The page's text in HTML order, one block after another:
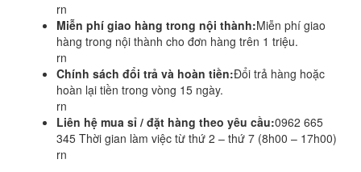
rn
Miễn phí giao hàng trong nội thành:Miễn phí giao
hàng trong nội thành cho đơn hàng trên 1 triệu.
rn
Chính sách đổi trả và hoàn tiền:Đổi trả hàng hoặc
hoàn lại tiền trong vòng 15 ngày.
rn
Liên hệ mua sỉ / đặt hàng theo yêu cầu:0962 665
345 Thời gian làm việc từ thứ 2 – thứ 7 (8h00 – 17h00)
rn